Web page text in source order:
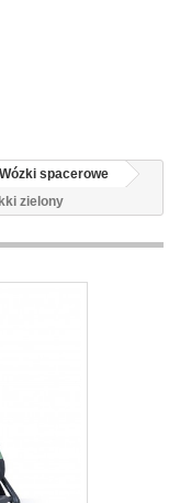
Wózki spacerowe
zielony